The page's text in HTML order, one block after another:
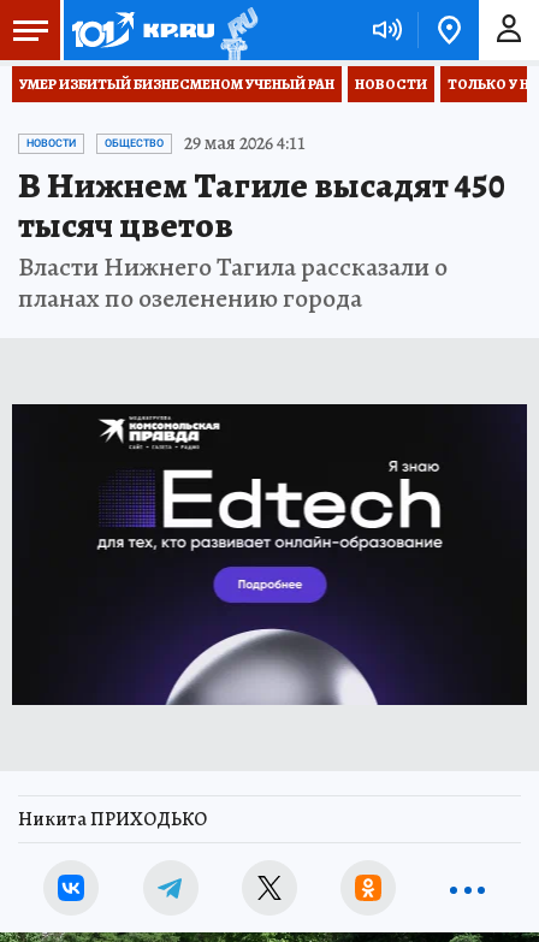
УМЕР ИЗБИТЫЙ БИЗНЕСМЕНОМ УЧЕНЫЙ РАН НОВОСТИ ТОЛЬКО У
НОВОСТИ ОБЩЕСТВО 29 мая 2026 4:11
В Нижнем Тагиле высадят 450
тысяч цветов
Власти Нижнего Тагила рассказали о
планах по озеленению города
Никита ПРИХОДЬКО